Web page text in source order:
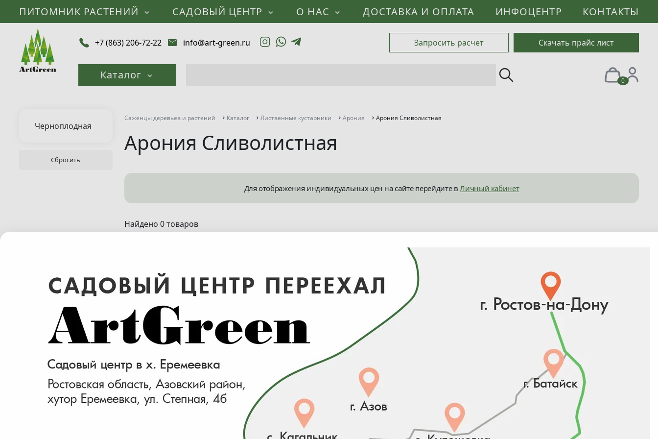
ПИТОМНИК РАСТЕНИЙ САДОВЫЙ ЦЕНТР О НАС ДОСТАВКА И ОПЛАТА ИНФОЦЕНТР КОНТАКТЫ
+7 (863) 206-72-22 info@art-green.ru Запросить расчет Скачать прайс лист
Каталог 0
Черноплодная
Саженцы деревьев и растений Каталог Лиственные кустарники Арония Арония Сливолистная
Арония Сливолистная
Для отображения индивидуальных цен на сайте перейдите вЛичный кабинет
Найдено 0 товаров
Садовый центр Розничные продажи
Посадка и проектирование
Доставка и оплата
info@art-green.ru;pitomnik@art-green.ru
© ARTGREEN, 2015-2026
*Данное предложение не является публичной офертой, определяемой положениями статей 435, 437 Гражданского Кодекса РФ, и носит исключительно
Политика конфедециальности
Сайт разработан